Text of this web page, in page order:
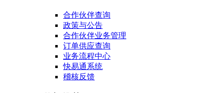
合作伙伴查询
政策与公告
合作伙伴业务管理
订单供应查询
业务流程中心
快易通系统
稽核反馈